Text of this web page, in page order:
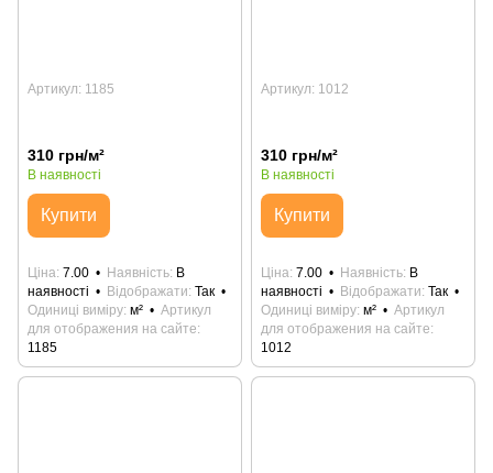
Артикул: 1185
310 грн/м²
В наявності
Купити
Ціна 7.00 Наявність В
наявності
Відображати Так
Одиниці виміру м²
Артикул
для отображения на сайте
1185
Артикул: 1012
310 грн/м²
В наявності
Купити
Ціна 7.00 Наявність В
наявності
Відображати Так
Одиниці виміру м²
Артикул
для отображения на сайте
1012